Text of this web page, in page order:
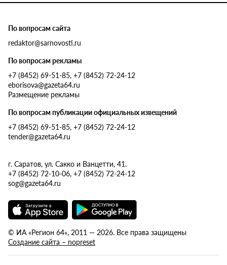
По вопросам сайта
redaktor@sarnovosti.ru
По вопросам рекламы
+7 (8452) 69-51-85, +7 (8452) 72-24-12
eborisova@gazeta64.ru
Размещение рекламы
По вопросам публикации официальных извещений
+7 (8452) 69-51-85, +7 (8452) 72-24-12
tender@gazeta64.ru
г. Саратов, ул. Сакко и Ванцетти, 41.
+7 (8452) 72-10-06, +7 (8452) 72-24-12
sog@gazeta64.ru
© ИА «Регион 64», 2011 — 2026. Все права защищены
Создание сайта – nopreset